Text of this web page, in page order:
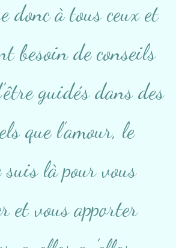
donc à tous ceux et
besoin de conseils
guidés dans des
que l’amour, le
là pour vous
et vous apporter